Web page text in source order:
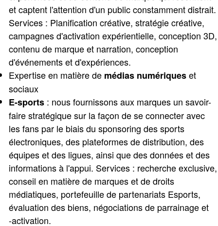
et captent l'attention d'un public constamment distrait.
Services : Planification créative, stratégie créative,
campagnes d'activation expérientielle, conception 3D,
contenu de marque et narration, conception
d'événements et d'expériences.
Expertise en matière de médias numériqueset
sociaux
E-sports : nous fournissons aux marques un savoir-
faire stratégique sur la façon de se connecter avec
les fans par le biais du sponsoring des sports
électroniques, des plateformes de distribution, des
équipes et des ligues, ainsi que des données et des
informations à l'appui. Services : recherche exclusive,
conseil en matière de marques et de droits
médiatiques, portefeuille de partenariats Esports,
évaluation des biens, négociations de parrainage et
-activation.